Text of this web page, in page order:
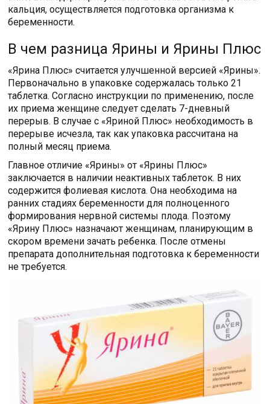
кальция, осуществляется подготовка организма к
беременности.
В чем разница Ярины и Ярины Плюс
«Ярина Плюс» считается улучшенной версией «Ярины».
Первоначально в упаковке содержалась только 21
таблетка. Согласно инструкции по применению, после
их приема женщине следует сделать 7-дневный
перерыв. В случае с «Яриной Плюс» необходимость в
перерыве исчезла, так как упаковка рассчитана на
полный месяц приема.
Главное отличие «Ярины» от «Ярины Плюс»
заключается в наличии неактивных таблеток. В них
содержится фолиевая кислота. Она необходима на
ранних стадиях беременности для полноценного
формирования нервной системы плода. Поэтому
«Ярину Плюс» назначают женщинам, планирующим в
скором времени зачать ребенка. После отмены
препарата дополнительная подготовка к беременности
не требуется.